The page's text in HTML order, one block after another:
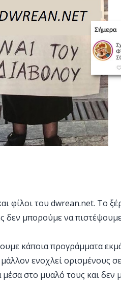
φίλοι του dwrean.net. Το
δεν μπορούμε να
κάποια προγράμματα
μάλλον ενοχλεί ορισμένους
στο μυαλό τους και